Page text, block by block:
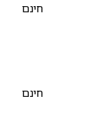
חינם
חינם